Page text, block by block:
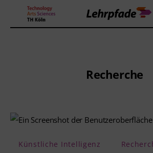
Theorien und Methoden
Lehrstrategie
Workshops
Recherche
Künstliche Intelligenz